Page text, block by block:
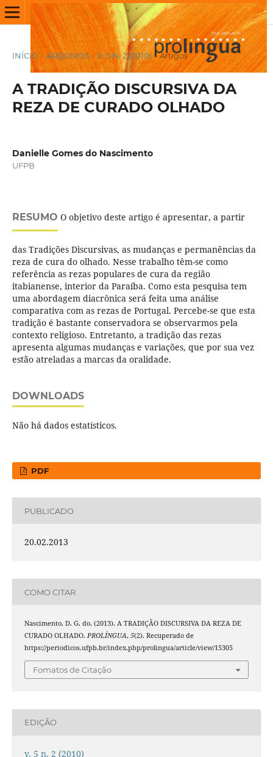
INÍCIO / ARQUIVOS / V. 5 N. 2 (2010) / Artigos
A TRADIÇÃO DISCURSIVA DA
REZA DE CURADO OLHADO
Danielle Gomes do Nascimento
UFPB
RESUMO O objetivo deste artigo é apresentar, a partir
das Tradições Discursivas, as mudanças e permanências da
reza de cura do olhado. Nesse trabalho têm-se como
referência as rezas populares de cura da região
itabianense, interior da Paraíba. Como esta pesquisa tem
uma abordagem diacrônica será feita uma análise
comparativa com as rezas de Portugal. Percebe-se que esta
tradição é bastante conservadora se observarmos pela
contexto religioso. Entretanto, a tradição das rezas
apresenta algumas mudanças e variações, que por sua vez
estão atreladas a marcas da oralidade.
DOWNLOADS
Não há dados estatísticos.
PDF
PUBLICADO
20.02.2013
COMO CITAR
Nascimento, D. G. do. (2013). A TRADIÇÃO DISCURSIVA DA REZA DE
CURADO OLHADO. PROLÍNGUA, 5(2). Recuperado de
https://periodicos.ufpb.br/index.php/prolingua/article/view/15305
Fomatos de Citação
EDIÇÃO
v. 5 n. 2 (2010)